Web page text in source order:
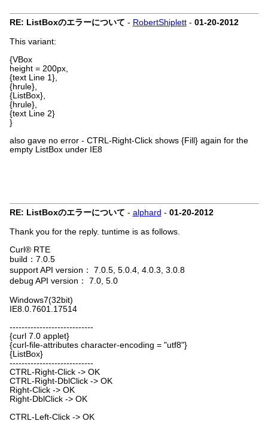
RE: ListBoxのエラーについて - RobertShiplett- 01-20-2012
This variant:
{VBox
height = 200px,
{text Line 1},
{hrule},
{ListBox},
{hrule},
{text Line 2}
}
also gave no error - CTRL-Right-Click shows {Fill} again for the
empty ListBox under IE8
RE: ListBoxのエラーについて - alphard - 01-20-2012
Thank you for the reply. tuntime is as follows.
Curl® RTE
build：7.0.5
support API version： 7.0.5, 5.0.4, 4.0.3, 3.0.8
debug API version： 7.0, 5.0
Windows7(32bit)
IE8.0.7601.17514
----------------------------
{curl 7.0 applet}
{curl-file-attributes character-encoding = "utf8"}
{ListBox}
----------------------------
CTRL-Right-Click -> OK
CTRL-Right-DblClick -> OK
Right-Click -> OK
Right-DblClick -> OK
CTRL-Left-Click -> OK